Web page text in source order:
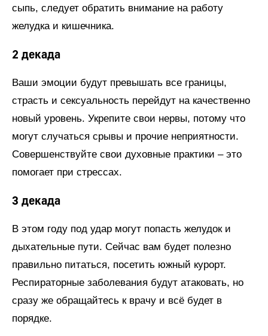
сыпь, следует обратить внимание на работу
желудка и кишечника.
2 декада
Ваши эмоции будут превышать все границы,
страсть и сексуальность перейдут на качественно
новый уровень. Укрепите свои нервы, потому что
могут случаться срывы и прочие неприятности.
Совершенствуйте свои духовные практики – это
помогает при стрессах.
3 декада
В этом году под удар могут попасть желудок и
дыхательные пути. Сейчас вам будет полезно
правильно питаться, посетить южный курорт.
Респираторные заболевания будут атаковать, но
сразу же обращайтесь к врачу и всё будет в
порядке.